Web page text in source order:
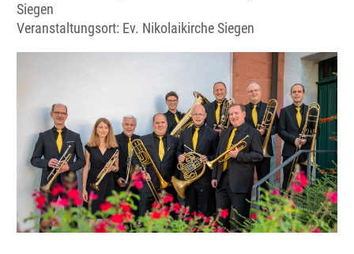
Siegen
Veranstaltungsort: Ev. Nikolaikirche Siegen